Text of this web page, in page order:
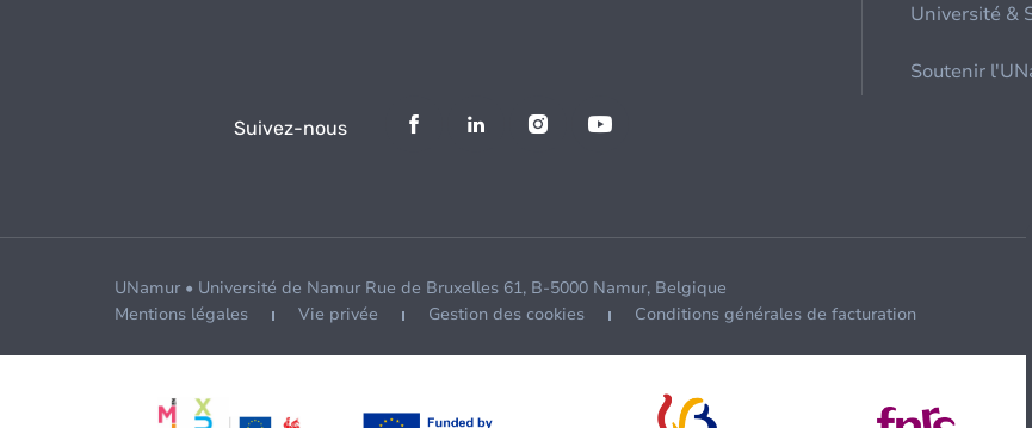
Université &
Soutenir
Suivez-nous
UNamur • Université de Namur Rue de Bruxelles 61, B-5000 Namur, Belgique
Mentions légales
Vie privée Gestion des cookies Conditions générales de facturation